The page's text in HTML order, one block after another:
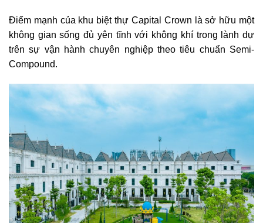
Điểm mạnh của khu biệt thự Capital Crown là sở hữu một
không gian sống đủ yên tĩnh với không khí trong lành dự
trên sự vận hành chuyên nghiệp theo tiêu chuẩn Semi-
Compound.